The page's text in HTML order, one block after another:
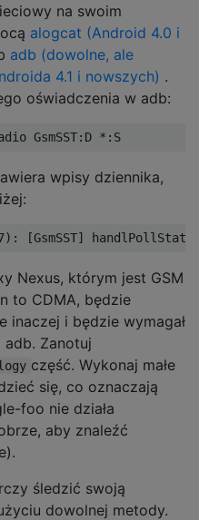
na swoim
alogcat (Android 4.0 i
adb (dowolne, ale
4.1 i nowszych) .
oświadczenia w adb:
wpisy dziennika,
Nexus, którym jest GSM
to CDMA, będzie
inaczej i będzie wymagał
adb. Zanotuj
część. Wykonaj małe
się, co oznaczają
foo nie działa
aby znaleźć
śledzić swoją
dowolnej metody.